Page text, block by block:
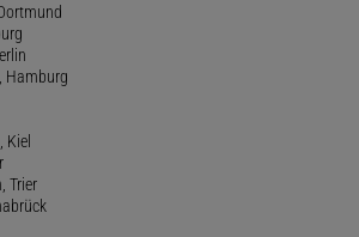
Hamburg
Kiel
Trier